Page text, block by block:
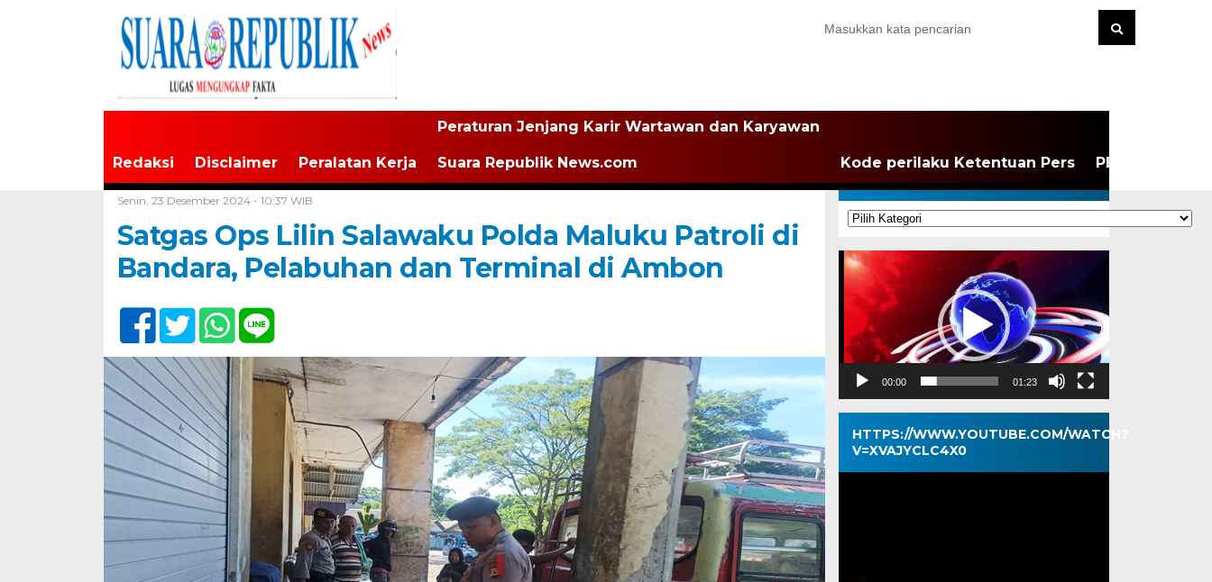
Redaksi Disclaimer Peralatan Kerja
Peraturan Jenjang Karir Wartawan dan Karyawan
Suara Republik News.com Kode perilaku Ketentuan Pers PEDOMAN
Senin, 23 Desember 2024 - 10:37 WIB
Satgas Ops Lilin Salawaku Polda Maluku Patroli di
Bandara, Pelabuhan dan Terminal di Ambon
KATEGORI
Kategori
Pemutar
Video
00:00 01:23
HTTPS://WWW.YOUTUBE.COM/WATCH?
V=XVAJYCLC4X0
Pemutar